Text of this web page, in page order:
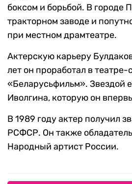
боксом и борьбой. В городе
тракторном заводе и
при местном драмтеатре.
Актерскую карьеру
лет он проработал в
«Беларусьфильм». Звездой
Иволгина, которую он
В 1989 году актер получил
РСФСР. Он также
Народный артист России.